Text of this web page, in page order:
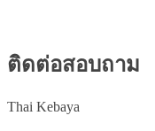
ติดต่อสอบถาม
Thai Kebaya